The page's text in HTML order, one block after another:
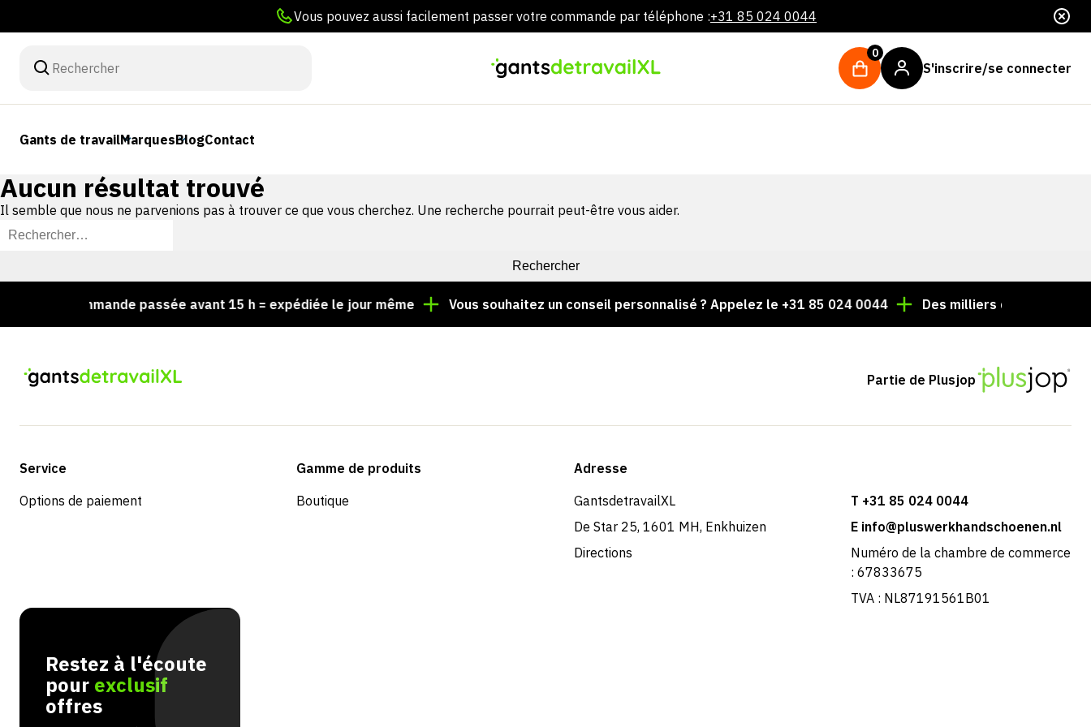
Vous pouvez aussi facilement passer votre commande par téléphone :+31 85 024 0044
0
S'inscrire/se connecter
Gants de travailMarquesBlogContact
Aucun résultat trouvé
Il semble que nous ne parvenions pas à trouver ce que vous cherchez. Une recherche pourrait peut-être vous aider.
Rechercher :
Commande passée avant 15 h = expédiée le jour même Vous souhaitez un conseil personnalisé ? Appelez le +31 85 024 0044 Des milliers d'articles
Partie de Plusjop
Service
Options de paiement
Gamme de produits
Boutique
Adresse
GantsdetravailXL
De Star 25, 1601 MH, Enkhuizen
Directions
T +31 85 024 0044
E info@pluswerkhandschoenen.nl
Numéro de la chambre de commerce
: 67833675
TVA : NL87191561B01
Restez à l'écoute
pour exclusif
offres